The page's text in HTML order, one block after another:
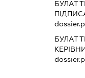
БУЛАТ
БУЛАТ